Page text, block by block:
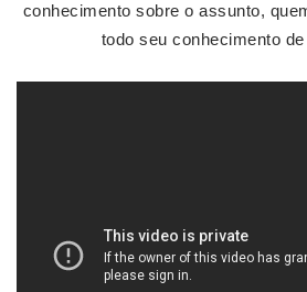
conhecimento sobre o assunto,
todo seu conhecimento